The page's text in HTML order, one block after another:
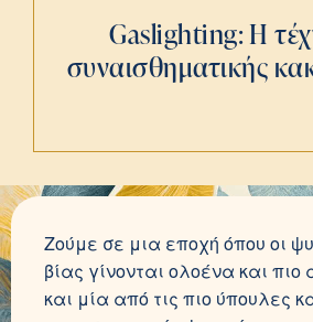
Gaslighting: Η
συναισθηματικής
Ζούμε σε μια εποχή όπου οι
βίας γίνονται ολοένα και
και μία από τις πιο ύπουλες